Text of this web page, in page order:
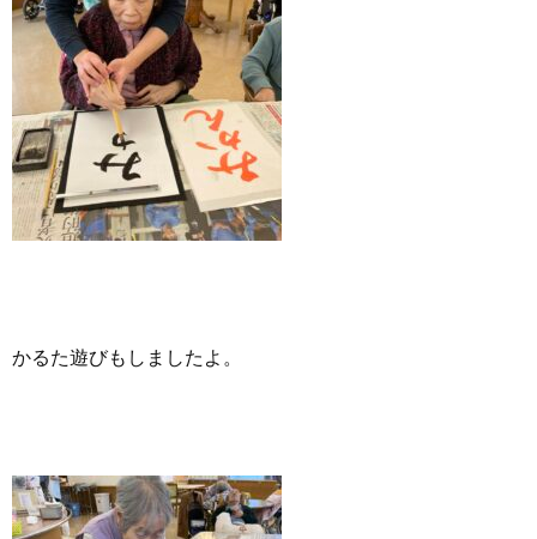
かるた遊びもしましたよ。